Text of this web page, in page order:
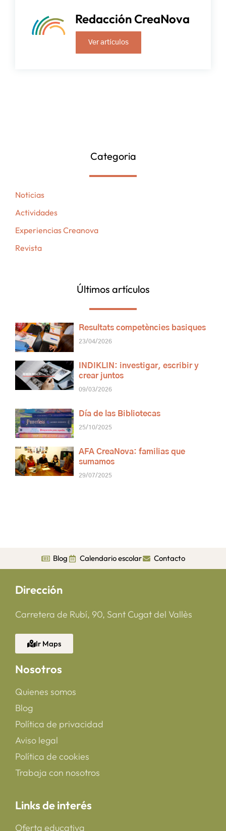
Redacción CreaNova
Ver artículos
Categoria
Noticias
Actividades
Experiencias Creanova
Revista
Últimos artículos
Resultats competències basiques
23/04/2026
INDIKLIN: investigar, escribir y
crear juntos
09/03/2026
Día de las Bibliotecas
25/10/2025
AFA CreaNova: familias que
sumamos
29/07/2025
Blog Calendario escolar Contacto
Dirección
Carretera de Rubí, 90, Sant Cugat del Vallès
Ir Maps
Nosotros
Quienes somos
Blog
Política de privacidad
Aviso legal
Política de cookies
Trabaja con nosotros
Links de interés
Oferta educativa